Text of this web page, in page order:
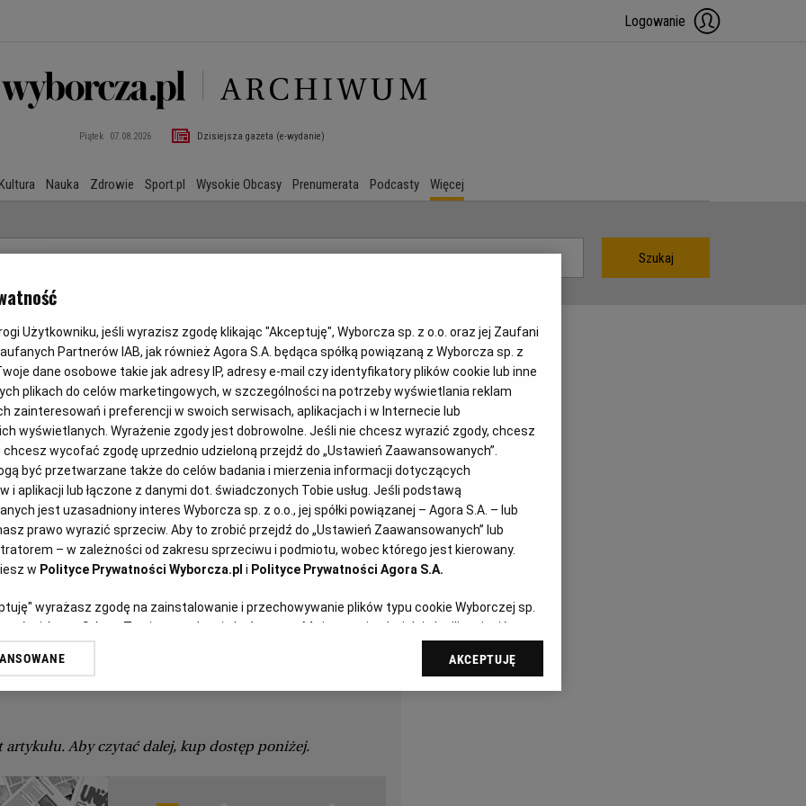
Logowanie
Piątek 07.08.2026 Dzisiejsza gazeta (e-wydanie)
Nauka Zdrowie Sport.pl Wysokie Obcasy Prenumerata Podcasty Więcej
Szukaj
GAZETA WYBORCZA 2007-10-26 13304 znaki
ale rozum ostrzega. Wygraliśmy
a mogliśmy przegrać, bo potencjał
w Polsce jest wciąż ogromny.
niż jego wynik wyborczy
DługoPiS nie rządził. Bajka o PO-PiS-ie? I po PiS-
owa fala radości.
artykułu. Aby czytać dalej, kup dostęp poniżej.
Użytkowniku, jeśli wyrazisz zgodę klikając "Akceptuję", Wyborcza sp. z o.o. oraz jej Zaufani
Partnerów IAB, jak również Agora S.A. będąca spółką powiązaną z Wyborcza sp. z
dane osobowe takie jak adresy IP, adresy e-mail czy identyfikatory plików cookie lub inne
plikach do celów marketingowych, w szczególności na potrzeby wyświetlania reklam
zainteresowań i preferencji w swoich serwisach, aplikacjach i w Internecie lub
wyświetlanych. Wyrażenie zgody jest dobrowolne. Jeśli nie chcesz wyrazić zgody, chcesz
wycofać zgodę uprzednio udzieloną przejdź do „Ustawień Zaawansowanych”.
być przetwarzane także do celów badania i mierzenia informacji dotyczących
i aplikacji lub łączone z danymi dot. świadczonych Tobie usług. Jeśli podstawą
jest uzasadniony interes Wyborcza sp. z o.o., jej spółki powiązanej – Agora S.A. – lub
prawo wyrazić sprzeciw. Aby to zrobić przejdź do „Ustawień Zaawansowanych” lub
– w zależności od zakresu sprzeciwu i podmiotu, wobec którego jest kierowany.
w Polityce Prywatności Wyborcza.pl i Polityce Prywatności Agora S.A.
wyrażasz zgodę na zainstalowanie i przechowywanie plików typu cookie Wyborczej sp.
i Agora S.A. na Twoim urządzeniu końcowym. Możesz też w każdej chwili zmienić
cookie, ponownie wywołując narzędzie do zarządzania Twoimi preferencjami dot.
odnośnik „Ustawienia prywatności” w stopce serwisu i przechodząc do sekcji
Aktywne skanowanie charakterystyki urządzenia do celów identyfikacji.
ulepszanie usług.
AKCEPTUJĘ